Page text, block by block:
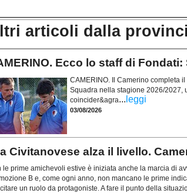
articoli dalla
Ecco lo staff di
CAMERINO. Il Camerino completa
Squadra nella stagione 2026/2027,
coincider&agra... leggi
03/08/2026
Civitanovese alza il livello.
le prime amichevoli estive è iniziata anche la marcia di
B e, come ogni anno, non mancano le prime
un ruolo da protagoniste. A fare il punto della